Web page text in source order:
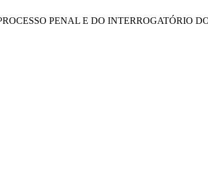
PENAL E DO INTERROGATÓRIO